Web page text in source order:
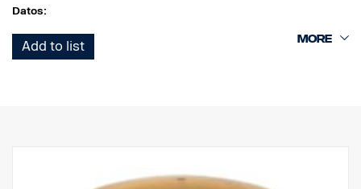
Datos:
Anchura: 304 mm
Altura (con soporte): 97 mm
Lúmenes brutos, difusa: 3 550 lm
Add to list